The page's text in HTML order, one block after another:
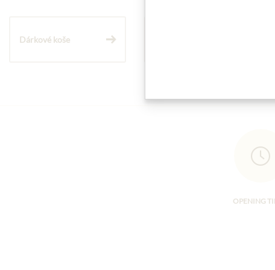
Dárkové koše
OPENING